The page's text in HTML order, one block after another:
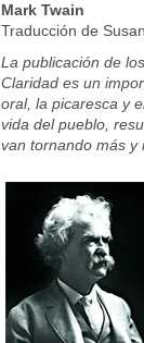
Mark Twain
Traducción de
La publicación de
Claridad es un
oral, la picaresca y
vida del pueblo,
van tornando más y